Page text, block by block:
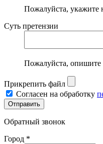
Пожалуйста, укажите
Суть претензии
Пожалуйста, опишите
Прикрепить файл
Согласен на обработку
Обратный звонок
Город *